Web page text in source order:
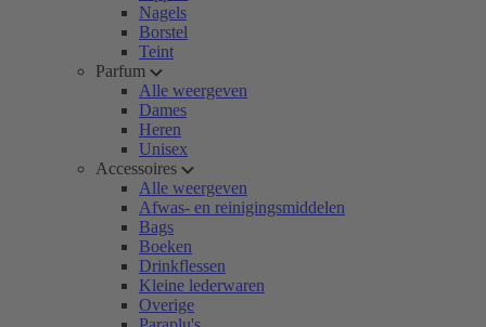
Nagels
Borstel
Teint
Parfum
Alle weergeven
Dames
Heren
Unisex
Accessoires
Alle weergeven
Afwas- en reinigingsmiddelen
Bags
Boeken
Drinkflessen
Kleine lederwaren
Overige